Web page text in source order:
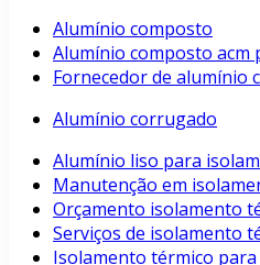
Alumínio composto
Alumínio composto acm
Fornecedor de alumínio
Alumínio corrugado
Alumínio liso para
Manutenção em
Orçamento isolamento
Serviços de isolamento
Isolamento térmico